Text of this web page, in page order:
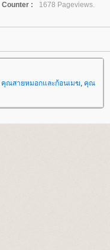
Counter :
1678 Pageviews.
คุณสายหมอกและก้อนเมฆ, คุณ